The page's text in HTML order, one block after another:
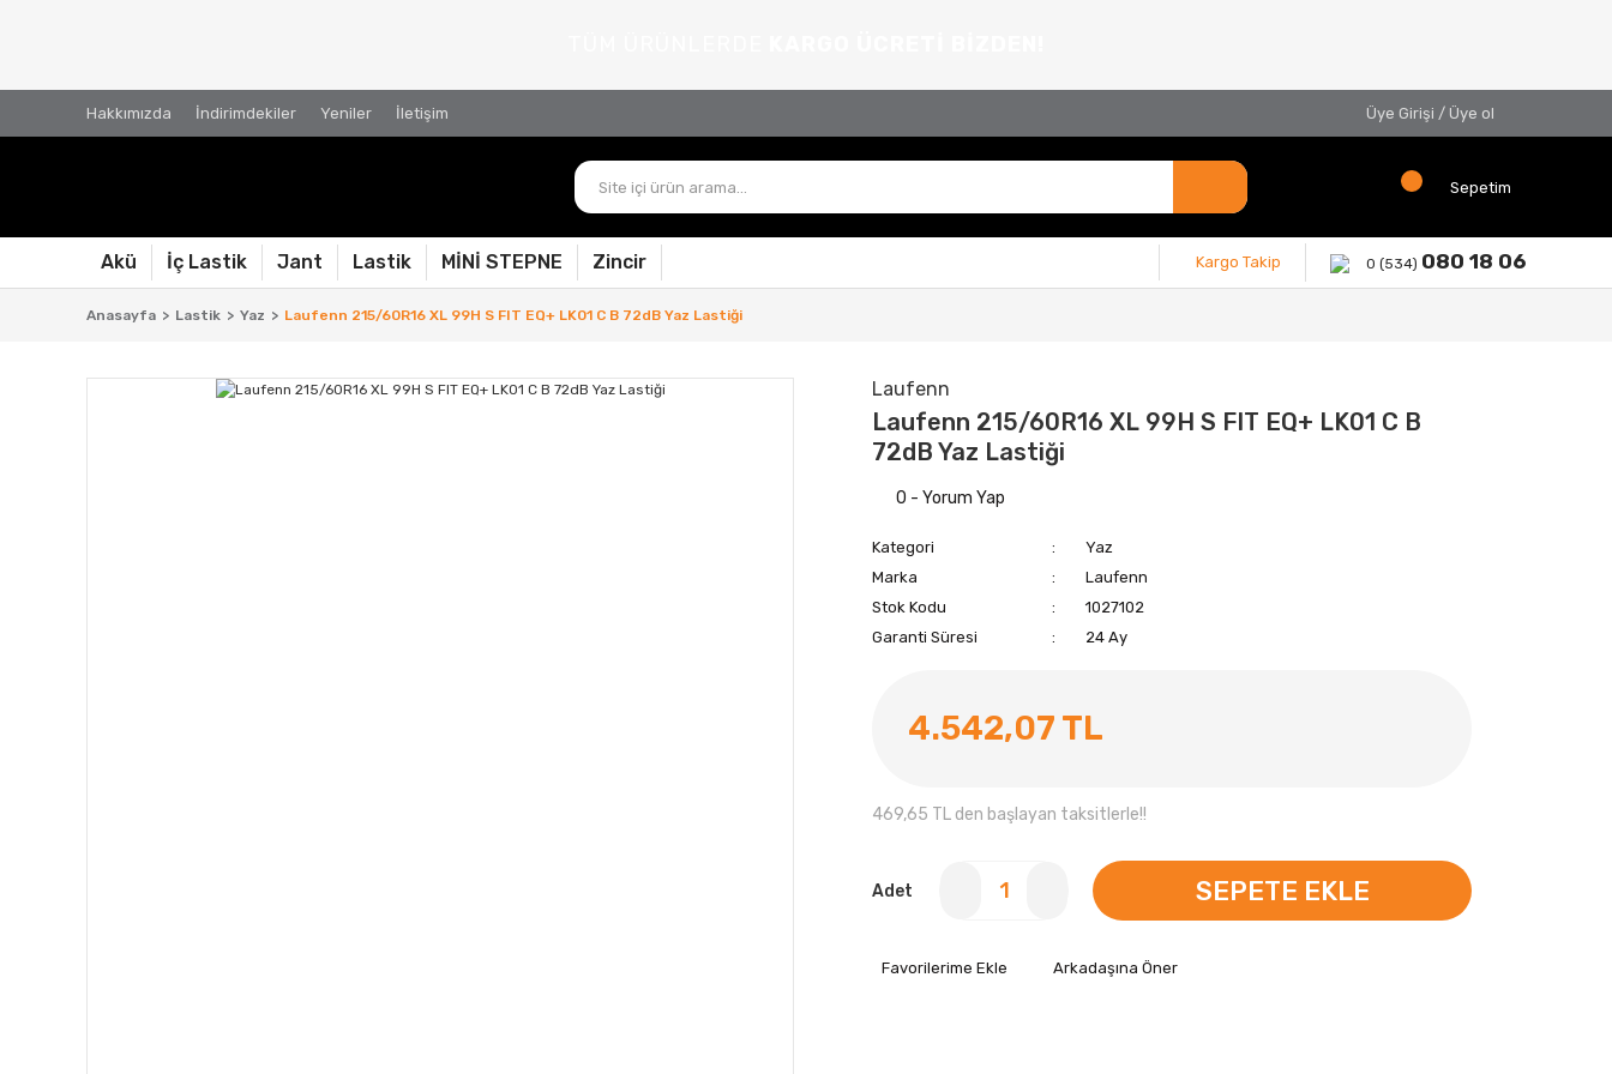
Hakkımızda İndirimdekiler Yeniler İletişim Üye Girişi / Üye ol
Sepetim
Akü İç Lastik Jant Lastik MİNİ STEPNE Zincir Kargo Takip 0 (534) 080 18 06
Anasayfa Lastik Yaz Laufenn 215/60R16 XL 99H S FIT EQ+ LK01 C B 72dB Yaz Lastiği
Laufenn
Laufenn 215/60R16 XL 99H S FIT EQ+ LK01 C B
72dB Yaz Lastiği
0 - Yorum Yap
Kategori
Yaz
Marka
Laufenn
Stok Kodu
1027102
Garanti Süresi
24 Ay
4.542,07 TL
469,65 TL den başlayan taksitlerle!!
Adet SEPETE EKLE
Arkadaşına Öner